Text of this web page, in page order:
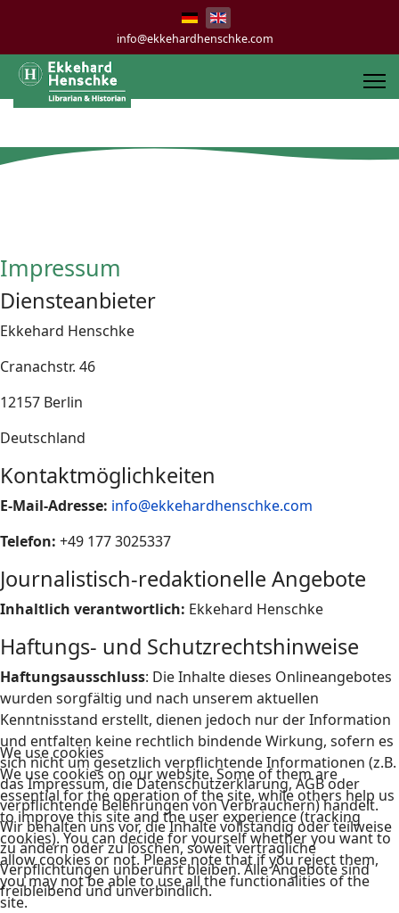
info@ekkehardhenschke.com
Impressum
Diensteanbieter
Ekkehard Henschke
Cranachstr. 46
12157 Berlin
Deutschland
Kontaktmöglichkeiten
E-Mail-Adresse: info@ekkehardhenschke.com
Telefon: +49 177 3025337
Journalistisch-redaktionelle Angebote
Inhaltlich verantwortlich: Ekkehard Henschke
Haftungs- und Schutzrechtshinweise
Haftungsausschluss: Die Inhalte dieses Onlineangebotes
wurden sorgfältig und nach unserem aktuellen
Kenntnisstand erstellt, dienen jedoch nur der Information
und entfalten keine rechtlich bindende Wirkung, sofern es
sich nicht um gesetzlich verpflichtende Informationen (z.B.
das Impressum, die Datenschutzerklärung, AGB oder
verpflichtende Belehrungen von Verbrauchern) handelt.
Wir behalten uns vor, die Inhalte vollständig oder teilweise
zu ändern oder zu löschen, soweit vertragliche
Verpflichtungen unberührt bleiben. Alle Angebote sind
freibleibend und unverbindlich.
We use cookies
We use cookies on our website. Some of them are
essential for the operation of the site, while others help us
to improve this site and the user experience (tracking
cookies). You can decide for yourself whether you want to
allow cookies or not. Please note that if you reject them,
you may not be able to use all the functionalities of the
site.